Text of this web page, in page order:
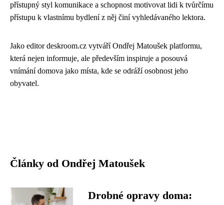
přístupný styl komunikace a schopnost motivovat lidi k tvůrčímu
přístupu k vlastnímu bydlení z něj činí vyhledávaného lektora.
Jako editor deskroom.cz vytváří Ondřej Matoušek platformu,
která nejen informuje, ale především inspiruje a posouvá
vnímání domova jako místa, kde se odráží osobnost jeho
obyvatel.
Články od Ondřej Matoušek
Drobné opravy doma: